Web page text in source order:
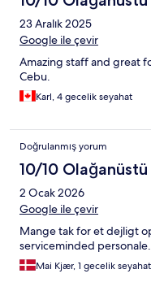
23 Aralık 2025
Google ile çevir
Amazing staff and great
Cebu.
Karl, 4 gecelik seyahat
Doğrulanmış yorum
10/10 Olağanüstü
2 Ocak 2026
Google ile çevir
Mange tak for et dejligt
serviceminded personale.
Mai Kjær, 1 gecelik seyahat